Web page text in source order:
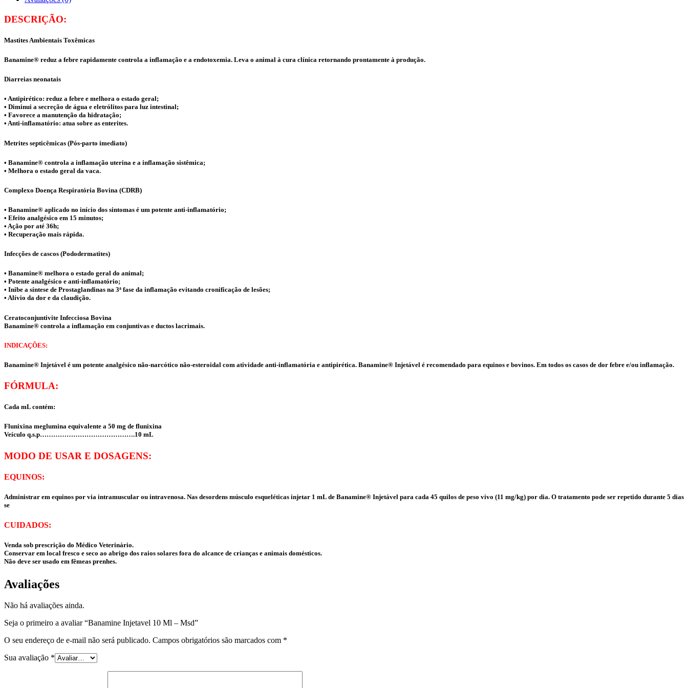
DESCRIÇÃO:
Mastites Ambientais Toxêmicas
Banamine® reduz a febre rapidamente controla a inflamação e a endotoxemia. Leva o animal à cura clínica retornando prontamente à produção.
Diarreias neonatais
• Antipirético: reduz a febre e melhora o estado geral;
• Diminui a secreção de água e eletrólitos para luz intestinal;
• Favorece a manutenção da hidratação;
• Anti-inflamatório: atua sobre as enterites.
Metrites septicêmicas (Pós-parto imediato)
• Banamine® controla a inflamação uterina e a inflamação sistêmica;
• Melhora o estado geral da vaca.
Complexo Doença Respiratória Bovina (CDRB)
• Banamine® aplicado no início dos sintomas é um potente anti-inflamatório;
• Efeito analgésico em 15 minutos;
• Ação por até 36h;
• Recuperação mais rápida.
Infecções de cascos (Pododermatites)
• Banamine® melhora o estado geral do animal;
• Potente analgésico e anti-inflamatório;
• Inibe a síntese de Prostaglandinas na 3ª fase da inflamação evitando cronificação de lesões;
• Alívio da dor e da claudição.
Ceratoconjuntivite Infecciosa Bovina
Banamine® controla a inflamação em conjuntivas e ductos lacrimais.
INDICAÇÕES:
Banamine® Injetável é um potente analgésico não-narcótico não-esteroidal com atividade anti-inflamatória e antipirética. Banamine® Injetável é recomendado para equinos e bovinos. Em todos os casos de dor febre e/ou inflamação.
FÓRMULA:
Cada mL contém:
Flunixina meglumina equivalente a 50 mg de flunixina
Veículo q.s.p…………………………………….10 mL
MODO DE USAR E DOSAGENS:
EQUINOS:
Administrar em equinos por via intramuscular ou intravenosa. Nas desordens músculo esqueléticas injetar 1 mL de Banamine® Injetável para cada 45 quilos de peso vivo (11 mg/kg) por dia. O tratamento pode ser repetido durante 5 dias
se
CUIDADOS:
Venda sob prescrição do Médico Veterinário.
Conservar em local fresco e seco ao abrigo dos raios solares fora do alcance de crianças e animais domésticos.
Não deve ser usado em fêmeas prenhes.
Avaliações
Não há avaliações ainda.
Seja o primeiro a avaliar “Banamine Injetavel 10 Ml – Msd”
O seu endereço de e-mail não será publicado. Campos obrigatórios são marcados com *
Sua avaliação *